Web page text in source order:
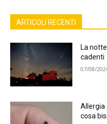
ARTICOLI RECENTI
La
cadenti
07/08/
Allergia
cosa